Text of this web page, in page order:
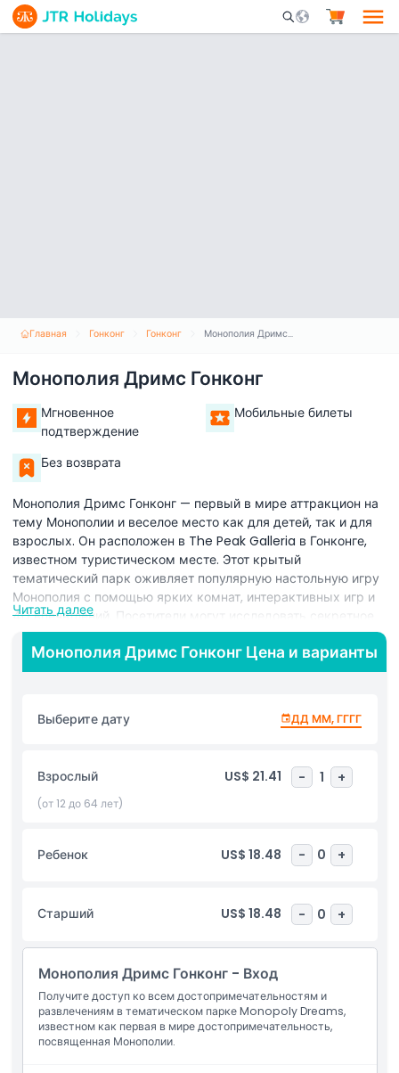
Mobile Search
Главная Гонконг Гонконг Монополия Дримс Гонконг
Монополия Дримс Гонконг
Мгновенное
подтверждение
Мобильные билеты
Без возврата
Монополия Дримс Гонконг — первый в мире аттракцион на
тему Монополии и веселое место как для детей, так и для
взрослых. Он расположен в The Peak Galleria в Гонконге,
известном туристическом месте. Этот крытый
тематический парк оживляет популярную настольную игру
Монополия с помощью ярких комнат, интерактивных игр и
4D впечатлений. Посетители могут исследовать секретное
резиденцию мистера Монополии, выиграть деньги в
Банковском зале и даже крутить Колесо Фортуны для
сюрпризов. Место полно фотозон и захватывающих
внутри настоящего мира Монополии. Многие приходят в
Монополия Дримс Гонконг, чтобы насладиться веселым и
туристов. Аттракцион сочетает в себе осмотр
достопримечательностей Гонконга и развлечения, что
делает его отличным выбором для путешественников,
сувениров вы также можете приобрести эксклюзивные
товары Монополии на память о вашем визите. Благодаря
посещения для всех, кто ищет лучшие места для посещения
Основные моменты
Включено
Читать далее
Монополия Дримс Гонконг Цена и варианты
Выберите дату ДД ММ, ГГГГ
Взрослый US$ 21.41 - 1 +
(от 12 до 64 лет)
Ребенок US$ 18.48 - 0 +
Старший US$ 18.48 - 0 +
Монополия Дримс Гонконг - Вход
Получите доступ ко всем достопримечательностям и
развлечениям в тематическом парке Monopoly Dreams,
известном как первая в мире достопримечательность,
посвященная Монополии.